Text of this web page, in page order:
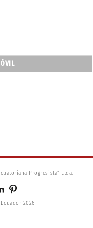
Progresista" Ltda.
2026